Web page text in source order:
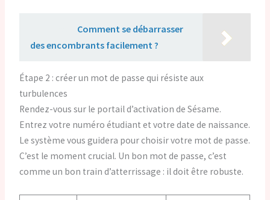
Comment se débarrasser
des encombrants facilement ?
Étape 2 : créer un mot de passe qui résiste aux
turbulences
Rendez-vous sur le portail d’activation de Sésame.
Entrez votre numéro étudiant et votre date de naissance.
Le système vous guidera pour choisir votre mot de passe.
C’est le moment crucial. Un bon mot de passe, c’est
comme un bon train d’atterrissage : il doit être robuste.